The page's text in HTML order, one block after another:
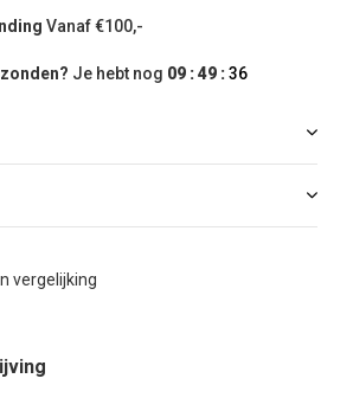
Vanaf €100,-
Je hebt nog 09 : 49 :35
vergelijking